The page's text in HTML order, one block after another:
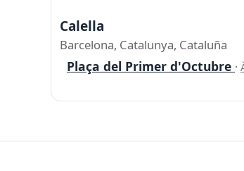
Calella
Barcelona, Catalunya, Cataluña
Plaça del Primer d'Octubre ·